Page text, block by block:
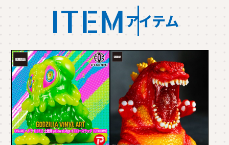
ITEM アイテム